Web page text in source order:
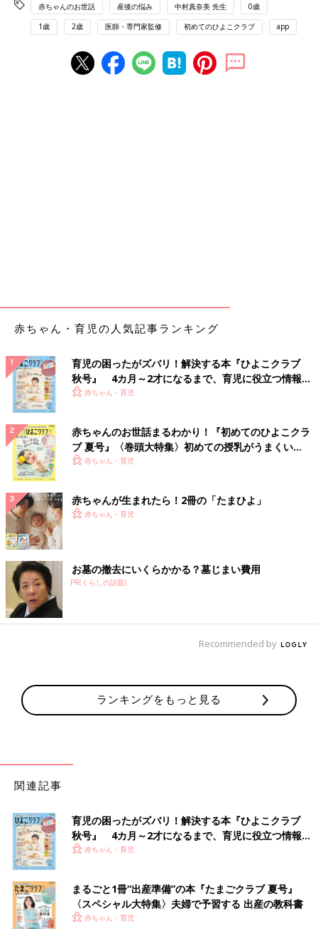
胸の前に腕を伸ばします。左右の腕を交差させて、左右の手のひ
ら同士を合わせます。
２）腕を頭上に上げていく
交差させた腕を、そのまま頭上に上げていき、耳の後ろの位置で
３）肩甲骨を寄せながら腕を下ろす
赤ちゃんのお世話 産後の悩み 中村真奈美 先生 0歳
1歳 2歳 医師・専門家監修 初めてのひよこクラブ app
赤ちゃん・育児の人気記事ランキング
育児の困ったがズバリ！解決する本『ひよこクラブ
秋号』 4カ月～2才になるまで、育児に役立つ情報が
いっぱい！
赤ちゃん・育児
赤ちゃんのお世話まるわかり！『初めてのひよこクラ
ブ 夏号』〈巻頭大特集〉初めての授乳がうまくい
く！ おっぱい・ミルクの基本と夏のトラブル 解決テ
赤ちゃん・育児
赤ちゃんが生まれたら！2冊の「たまひよ」
赤ちゃん・育児
お墓の撤去にいくらかかる？墓じまい費用
PR(くらしの話題)
Recommended by
ランキングをもっと見る
関連記事
育児の困ったがズバリ！解決する本『ひよこクラブ
秋号』 4カ月～2才になるまで、育児に役立つ情報が
いっぱい！
赤ちゃん・育児
まるごと1冊“出産準備”の本『たまごクラブ 夏号』
〈スペシャル大特集〉夫婦で予習する 出産の教科書
赤ちゃん・育児